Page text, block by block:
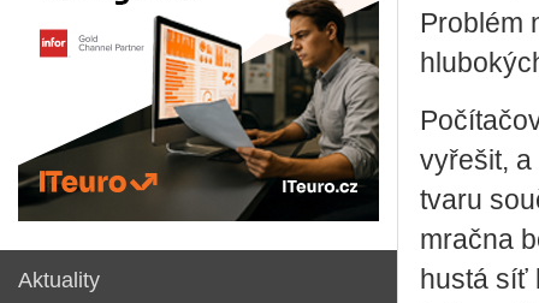
Aktuality
Problém
vyřešit,
tvaru
mračna
hustá síť